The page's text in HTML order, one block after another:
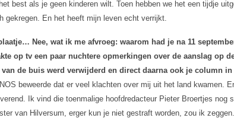
best als je geen kinderen wilt. Toen hebben we het een tijdje
gekregen. En het heeft mijn leven echt verrijkt.
Nee, wat ik me afvroeg: waarom had je na 11
op tv een paar nuchtere opmerkingen over de aanslag op
van de buis werd verwijderd en direct daarna ook je column
beweerde dat er veel klachten over mij uit het land kwamen.
Ik vind die toenmalige hoofdredacteur Pieter Broertjes nog
van Hilversum, erger kun je niet gestraft worden, zou ik zeggen.